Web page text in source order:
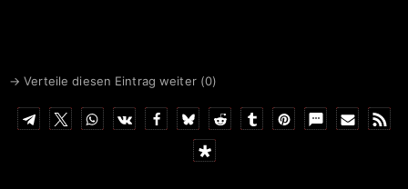
→ Verteile diesen Eintrag weiter (0)